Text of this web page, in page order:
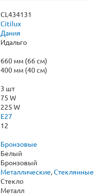
CL434131
Citilux
Дания
Идальго
660 мм (66 см)
400 мм (40 см)
3 шт
75 W
225 W
E27
12
Бронзовые
Белый
Бронзовый
Металлические,Стеклянные
Стекло
Металл